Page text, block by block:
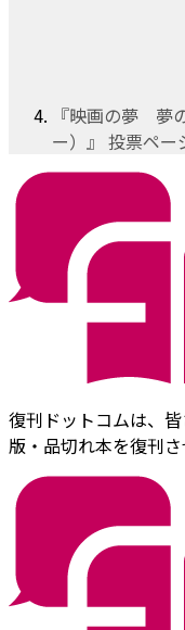
『映画の夢 夢
ー）』 投票ペー
復刊ドットコムは、
版・品切れ本を復刊さ